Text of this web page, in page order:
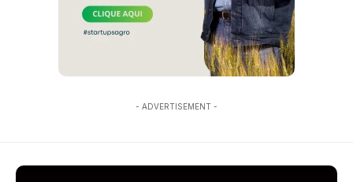
- ADVERTISEMENT -